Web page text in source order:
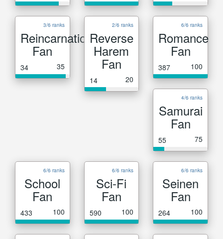
3/6 ranks
Reincarnation
Fan
34 35
2/6 ranks
Reverse
Harem
Fan
14 20
6/6 ranks
Romance
Fan
387 100
4/6 ranks
Samurai
Fan
55 75
6/6 ranks
School
Fan
433 100
6/6 ranks
Sci-Fi
Fan
590 100
6/6 ranks
Seinen
Fan
264 100